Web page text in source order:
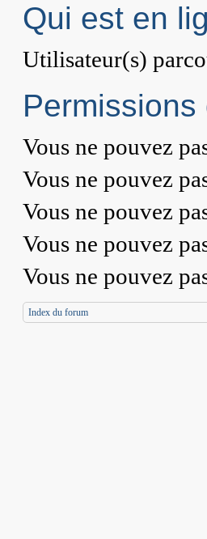
Qui est en
Utilisateur(s)
Permissions
Vous ne pouvez
Vous ne pouvez
Vous ne pouvez
Vous ne pouvez
Vous ne pouvez
Index du forum